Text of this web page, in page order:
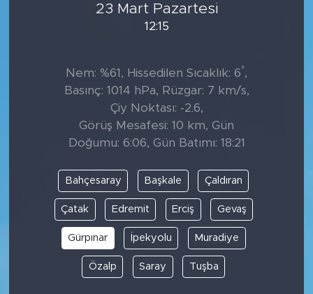
23 Mart Pazartesi
12:15
Nem: %61, Hissedilen Sıcaklık: 6°,
Basınç: 1014 hPa, Rüzgar: 7 km/s,
Çiy Noktası: -2.6,
Görüş Mesafesi: 10 km, Gün
Doğumu: 6:06, Gün Batımı: 18:21
Bahçesaray Başkale Çaldıran
Çatak Edremit Erciş Gevaş
Gürpınar İpekyolu Muradiye
Özalp Saray Tuşba